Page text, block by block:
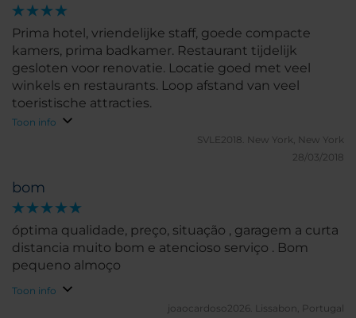
Prima hotel, vriendelijke staff, goede compacte
kamers, prima badkamer. Restaurant tijdelijk
gesloten voor renovatie. Locatie goed met veel
winkels en restaurants. Loop afstand van veel
toeristische attracties.
Toon info
SVLE2018. New York, New York
28/03/2018
bom
óptima qualidade, preço, situação , garagem a curta
distancia muito bom e atencioso serviço . Bom
pequeno almoço
Toon info
joaocardoso2026.
Lissabon, Portugal